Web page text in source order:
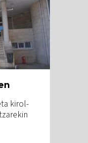
kirol-